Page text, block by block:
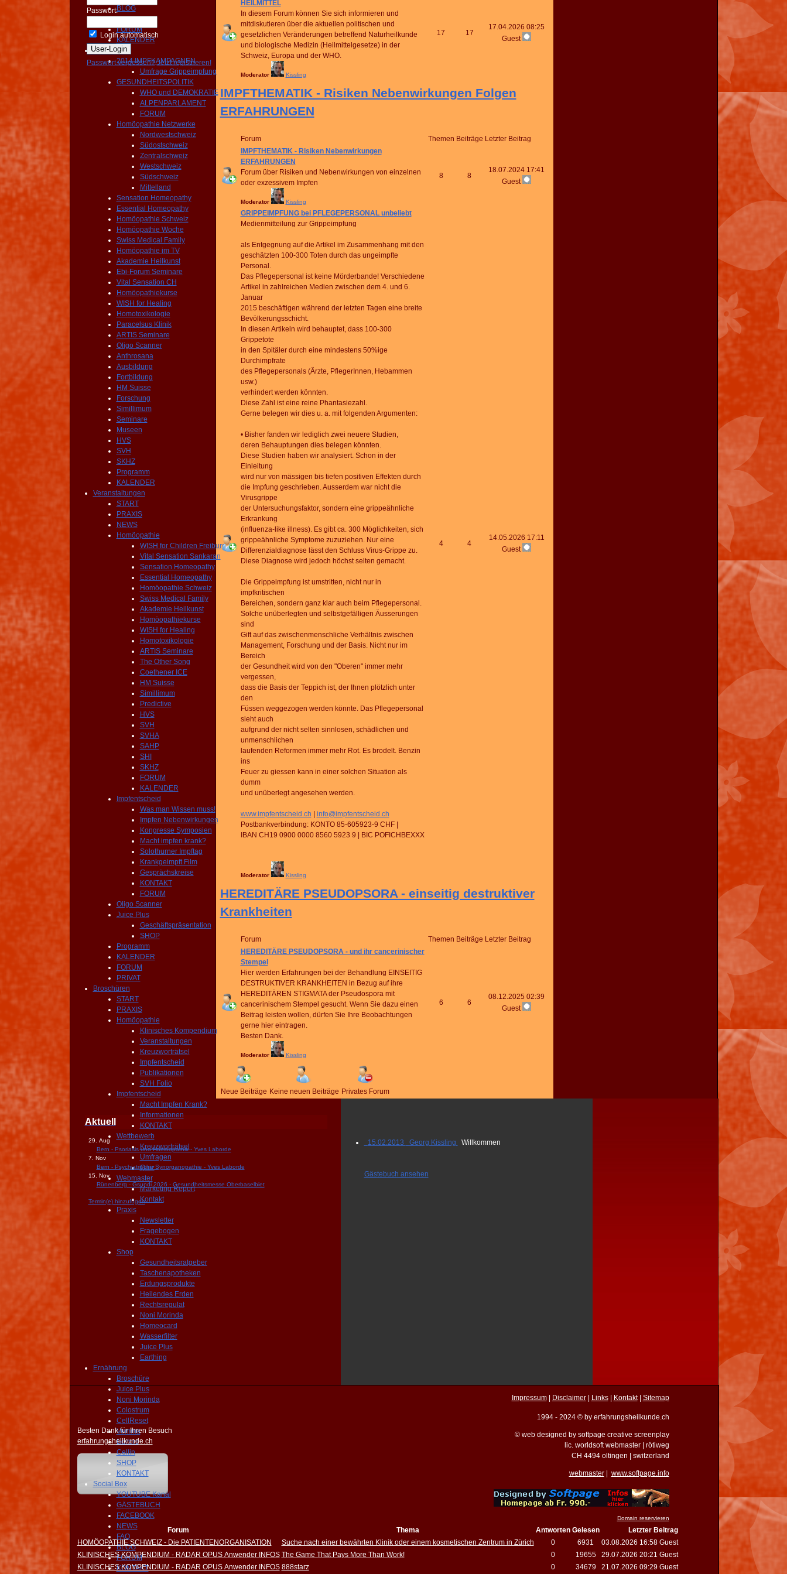
BLOG
NEWS
FORUM
KALENDER
Aktivitäten
2014 IMPFKAMPAGNEN
Umfrage Grippeimpfung
GESUNDHEITSPOLITIK
WHO und DEMOKRATIE
ALPENPARLAMENT
FORUM
Homöopathie Netzwerke
Nordwestschweiz
Südostschweiz
Zentralschweiz
Westschweiz
Südschweiz
Mittelland
Sensation Homeopathy
Essential Homeopathy
Homöopathie Schweiz
Homöopathie Woche
Swiss Medical Family
Homöopathie im TV
Akademie Heilkunst
Ebi-Forum Seminare
Vital Sensation CH
Homöopathiekurse
WISH for Healing
Homotoxikologie
Paracelsus Klinik
ARTIS Seminare
Oligo Scanner
Anthrosana
Ausbildung
Fortbildung
HM Suisse
Forschung
Simillimum
Seminare
Museen
HVS
SVH
SKHZ
Programm
KALENDER
Veranstaltungen
START
PRAXIS
NEWS
Homöopathie
WISH for Children Freiburg
Vital Sensation Sankaran
Sensation Homeopathy
Essential Homeopathy
Homöopathie Schweiz
Swiss Medical Family
Akademie Heilkunst
Homöopathiekurse
WISH for Healing
Homotoxikologie
ARTIS Seminare
The Other Song
Coethener ICE
HM Suisse
Simillimum
Predictive
HVS
SVH
SVHA
SAHP
SHI
SKHZ
FORUM
KALENDER
Impfentscheid
Was man Wissen muss!
Impfen Nebenwirkungen
Kongresse Symposien
Macht impfen krank?
Solothurner Impftag
Krankgeimpft Film
Gesprächskreise
KONTAKT
FORUM
Oligo Scanner
Juice Plus
Geschäftspräsentation
SHOP
Programm
KALENDER
FORUM
PRIVAT
Broschüren
START
PRAXIS
Homöopathie
Klinisches Kompendium
Veranstaltungen
Kreuzworträtsel
Impfentscheid
Publikationen
SVH Folio
Impfentscheid
Macht Impfen Krank?
Informationen
KONTAKT
Wettbewerb
Kreuzworträtsel
Umfragen
Quiz
Webmaster
Marketing Report
Kontakt
Praxis
Newsletter
Fragebogen
KONTAKT
Shop
Gesundheitsratgeber
Taschenapotheken
Erdungsprodukte
Heilendes Erden
Rechtsregulat
Noni Morinda
Homeocard
Wasserfilter
Juice Plus
Earthing
Ernährung
Broschüre
Juice Plus
Noni Morinda
Colostrum
CellReset
Vemma
Edifors
Cellin
SHOP
KONTAKT
Social Box
YOUTUBE Kanal
GÄSTEBUCH
FACEBOOK
NEWS
FAQ
BLOG
FORUM
KONTAKT
Passwort:
Login automatisch
Passwort vergessen? Jetzt registrieren!
HEILMITTEL
In diesem Forum können Sie sich informieren und
mitdiskutieren über die aktuellen politischen und
gesetzlichen Veränderungen betreffend Naturheilkunde
und biologische Medizin (Heilmittelgesetze) in der
Schweiz, Europa und der WHO.
Moderator Kissling
17 17
17.04.2026 08:25
Guest
IMPFTHEMATIK - Risiken Nebenwirkungen Folgen
ERFAHRUNGEN
Forum Themen Beiträge Letzter Beitrag
IMPFTHEMATIK - Risiken Nebenwirkungen
ERFAHRUNGEN
Forum über Risiken und Nebenwirkungen von einzelnen
oder exzessivem Impfen
Moderator Kissling
8 8
18.07.2024 17:41
Guest
GRIPPEIMPFUNG bei PFLEGEPERSONAL unbeliebt
Medienmitteilung zur Grippeimpfung
als Entgegnung auf die Artikel im Zusammenhang mit den
geschätzten 100-300 Toten durch das ungeimpfte
Personal.
Das Pflegepersonal ist keine Mörderbande! Verschiedene
Artikel in zahlreichen Medien zwischen dem 4. und 6.
Januar
2015 beschäftigen während der letzten Tagen eine breite
Bevölkerungsschicht.
In diesen Artikeln wird behauptet, dass 100-300
Grippetote
in den Spitäler durch eine mindestens 50%ige
Durchimpfrate
des Pflegepersonals (Ärzte, PflegerInnen, Hebammen
usw.)
verhindert werden könnten.
Diese Zahl ist eine reine Phantasiezahl.
Gerne belegen wir dies u. a. mit folgenden Argumenten:
• Bisher fanden wir lediglich zwei neuere Studien,
deren Behauptungen dies belegen könnten.
Diese Studien haben wir analysiert. Schon in der
Einleitung
wird nur von mässigen bis tiefen positiven Effekten durch
die Impfung geschrieben. Ausserdem war nicht die
Virusgrippe
der Untersuchungsfaktor, sondern eine grippeähnliche
Erkrankung
(influenza-like illness). Es gibt ca. 300 Möglichkeiten, sich
grippeähnliche Symptome zuzuziehen. Nur eine
Differenzialdiagnose lässt den Schluss Virus-Grippe zu.
Diese Diagnose wird jedoch höchst selten gemacht.
Die Grippeimpfung ist umstritten, nicht nur in
impfkritischen
Bereichen, sondern ganz klar auch beim Pflegepersonal.
Solche unüberlegten und selbstgefälligen Äusserungen
sind
Gift auf das zwischenmenschliche Verhältnis zwischen
Management, Forschung und der Basis. Nicht nur im
Bereich
der Gesundheit wird von den "Oberen" immer mehr
vergessen,
dass die Basis der Teppich ist, der Ihnen plötzlich unter
den
Füssen weggezogen werden könnte. Das Pflegepersonal
sieht auch
aufgrund der nicht selten sinnlosen, schädlichen und
unmenschlichen
laufenden Reformen immer mehr Rot. Es brodelt. Benzin
ins
Feuer zu giessen kann in einer solchen Situation als
dumm
und unüberlegt angesehen werden.
www.impfentscheid.ch
info@impfentscheid.ch
Postbankverbindung: KONTO 85-605923-9 CHF |
IBAN CH19 0900 0000 8560 5923 9 | BIC POFICHBEXXX
Moderator Kissling
4 4
14.05.2026 17:11
Guest
HEREDITÄRE PSEUDOPSORA - einseitig destruktiver
Krankheiten
Forum Themen Beiträge Letzter Beitrag
HEREDITÄRE PSEUDOPSORA - und ihr cancerinischer
Stempel
Hier werden Erfahrungen bei der Behandlung EINSEITIG
DESTRUKTIVER KRANKHEITEN in Bezug auf ihre
HEREDITÄREN STIGMATA der Pseudospora mit
cancerinischem Stempel gesucht. Wenn Sie dazu einen
Beitrag leisten wollen, dürfen Sie Ihre Beobachtungen
gerne hier eintragen.
Besten Dank.
Moderator Kissling
6 6
08.12.2025 02:39
Guest
Neue Beiträge Keine neuen Beiträge Privates Forum
Aktuell
29. Aug
Bern - Psoriasis und Homöopathik - Yves Laborde
7. Nov
Bern - Psychiatrische Synorganopathie - Yves Laborde
15. Nov
Rünenberg - Gsundi 2026 - Gesundheitsmesse Oberbaselbiet
Termin(e) hinzufügen
15.02.2013 Georg Kissling Willkommen
Gästebuch ansehen
Impressum| Disclaimer| Links| Kontakt| Sitemap
Besten Dank für Ihren Besuch
erfahrungsheilkunde.ch
1994 - 2024 © by erfahrungsheilkunde.ch
© web designed by softpage creative screenplay
lic. worldsoft webmaster | rötiweg
CH 4494 oltingen | switzerland
webmaster| www.softpage.info
Domain reservieren
Forum Thema Antworten Gelesen
Letzter Beitrag
HOMÖOPATHIE SCHWEIZ - Die PATIENTENORGANISATION
Suche nach einer bewährten Klinik oder einem kosmetischen Zentrum in Zürich 0 6931
03.08.2026 16:58 Guest
KLINISCHES KOMPENDIUM - RADAR OPUS Anwender INFOS The Game That Pays More Than Work! 0 19655
29.07.2026 20:21 Guest
KLINISCHES KOMPENDIUM - RADAR OPUS Anwender INFOS 888starz 0 34679 21.07.2026 09:29 Guest